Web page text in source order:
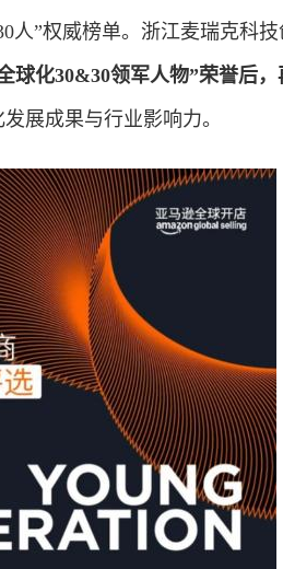
人”权威榜单。浙江麦瑞克科
球化30&30领军人物”荣誉后，
展成果与行业影响力。